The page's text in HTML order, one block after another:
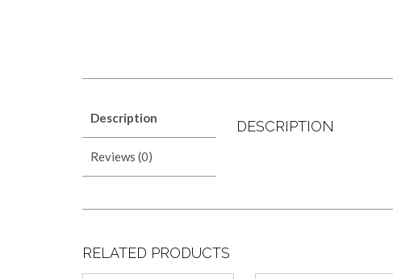
Description
Reviews (0)
DESCRIPTION
RELATED PRODUCTS